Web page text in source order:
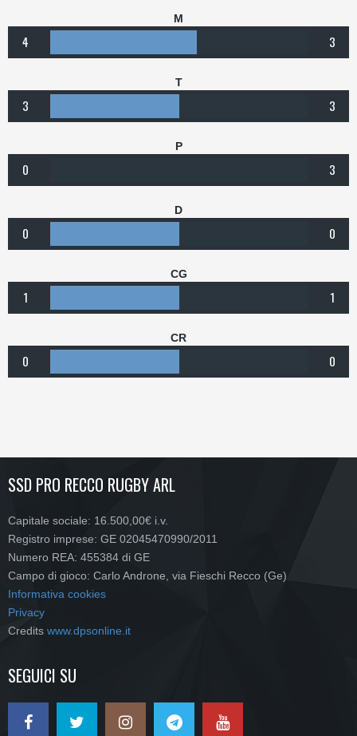
M
4 3
T
3 3
P
0 3
D
0 0
CG
1 1
CR
0 0
SSD PRO RECCO RUGBY ARL
Capitale sociale: 16.500,00€ i.v.
Registro imprese: GE 02045470990/2011
Numero REA: 455384 di GE
Campo di gioco: Carlo Androne, via Fieschi Recco (Ge)
Informativa cookies
Privacy
Credits www.dpsonline.it
SEGUICI SU